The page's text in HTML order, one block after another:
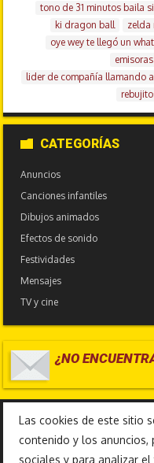
tono de 31 minutos baila
ki dragon ball
zelda
oye wey te llegó un
lider de compañía llamando
CATEGORÍAS
Anuncios
Canciones infantiles
Dibujos animados
Efectos de sonido
Festividades
Mensajes
TV y cine
¿NO
Las cookies de este sitio
contenido y los anuncios,
sociales y para analizar